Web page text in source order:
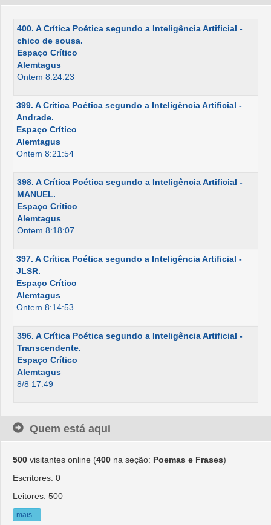
400. A Crítica Poética segundo a Inteligência Artificial -
chico de sousa.
Espaço Crítico
Alemtagus
Ontem 8:24:23
399. A Crítica Poética segundo a Inteligência Artificial -
Andrade.
Espaço Crítico
Alemtagus
Ontem 8:21:54
398. A Crítica Poética segundo a Inteligência Artificial -
MANUEL.
Espaço Crítico
Alemtagus
Ontem 8:18:07
397. A Crítica Poética segundo a Inteligência Artificial -
JLSR.
Espaço Crítico
Alemtagus
Ontem 8:14:53
396. A Crítica Poética segundo a Inteligência Artificial -
Transcendente.
Espaço Crítico
Alemtagus
8/8 17:49
Quem está aqui
500 visitantes online (400 na seção: Poemas e Frases)
Escritores: 0
Leitores: 500
mais...